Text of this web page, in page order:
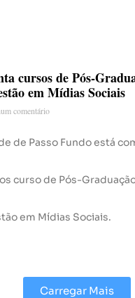
cursos de Pós-
em Mídias Sociais
comentário
de Passo Fundo está
curso de Pós-
em Mídias Sociais.
Carregar Mais